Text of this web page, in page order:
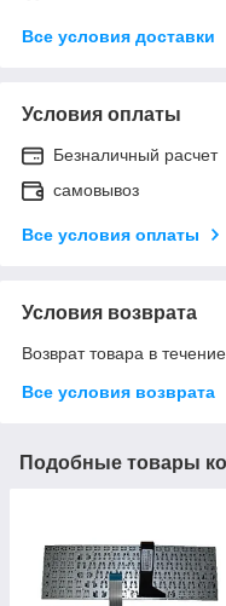
Все условия доставки
Условия оплаты
Безналичный расчет
самовывоз
Все условия оплаты
Условия возврата
Возврат товара в
Все условия возврата
Подобные товары